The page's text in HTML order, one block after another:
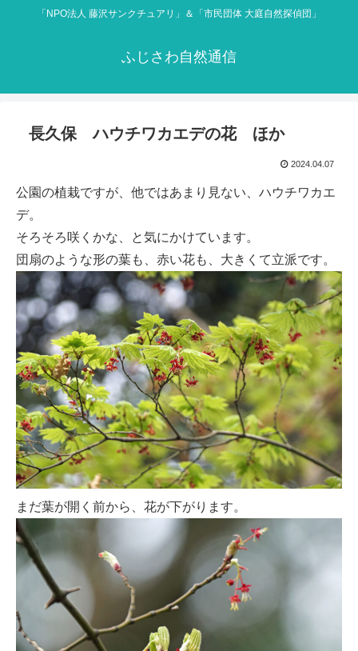
「NPO法人 藤沢サンクチュアリ」＆「市民団体 大庭自然探偵団」
ふじさわ自然通信
長久保 ハウチワカエデの花 ほか
2024.04.07
公園の植栽ですが、他ではあまり見ない、ハウチワカエ
デ。
そろそろ咲くかな、と気にかけています。
団扇のような形の葉も、赤い花も、大きくて立派です。
まだ葉が開く前から、花が下がります。